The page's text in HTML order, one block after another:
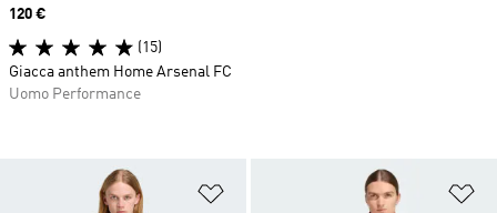
Aggiungi alla lista dei desideri
Price
120 €
(15)
Giacca anthem Home Arsenal FC
Uomo Performance